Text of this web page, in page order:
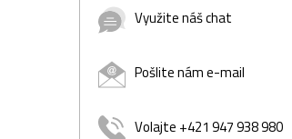
Využite náš chat
Pošlite nám e-mail
Volajte +421 947 938 980